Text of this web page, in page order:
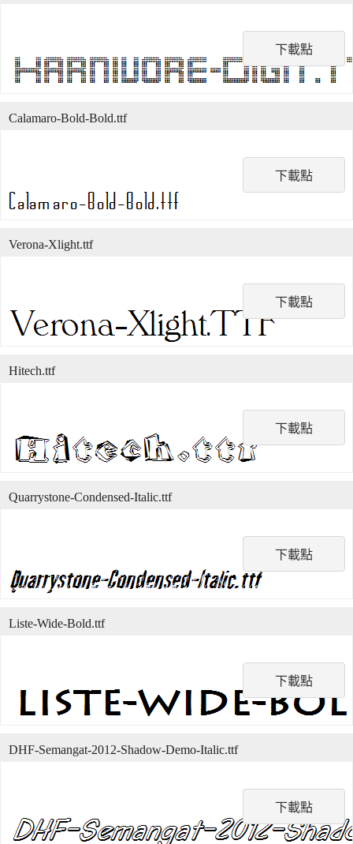
下載點
下載點
Calamaro-Bold-Bold.ttf
下載點
Verona-Xlight.ttf
下載點
Hitech.ttf
下載點
Quarrystone-Condensed-Italic.ttf
下載點
Liste-Wide-Bold.ttf
下載點
DHF-Semangat-2012-Shadow-Demo-Italic.ttf